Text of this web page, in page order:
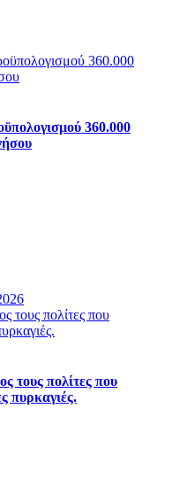
360.000
τους πολίτες που
πυρκαγιές.